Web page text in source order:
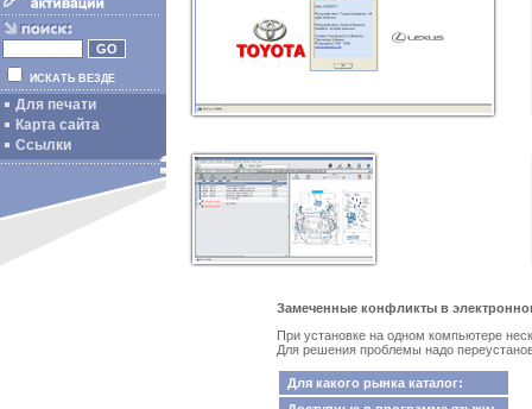
ИСКАТЬ ВЕЗДЕ
Для печати
Карта сайта
Ссылки
Замеченные конфликты в
При установке на одном компьютере
Для решения проблемы надо
Для какого рынка каталог: